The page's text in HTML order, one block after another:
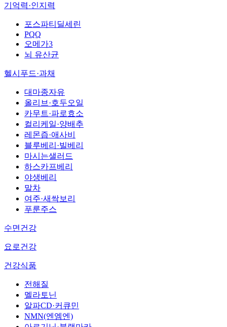
기억력·인지력
포스파티딜세린
PQQ
오메가3
뇌 유산균
헬시푸드·과채
대마종자유
올리브·호두오일
카무트·파로효소
컬리케일·양배추
레몬즙·애사비
블루베리·빌베리
마시는샐러드
하스카프베리
야생베리
말차
여주·새싹보리
푸룬주스
수면건강
요로건강
건강식품
전해질
멜라토닌
알파CD·커큐민
NMN(엔엠엔)